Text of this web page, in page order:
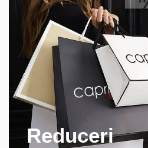
Reduceri